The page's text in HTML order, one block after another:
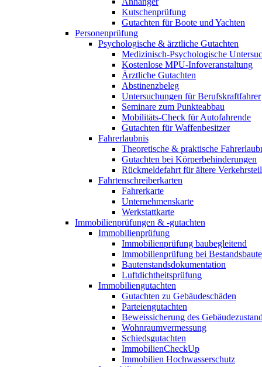
Kutschenprüfung
Gutachten für Boote und Yachten
Personenprüfung
Psychologische & ärztliche Gutachten
Medizinisch-Psychologische
Kostenlose MPU-Infoveranstaltung
Ärztliche Gutachten
Abstinenzbeleg
Untersuchungen für Berufskraftfahrer
Seminare zum Punkteabbau
Mobilitäts-Check für Autofahrende
Gutachten für Waffenbesitzer
Fahrerlaubnis
Theoretische & praktische
Gutachten bei Körperbehinderungen
Rückmeldefahrt für ältere
Fahrtenschreiberkarten
Fahrerkarte
Unternehmenskarte
Werkstattkarte
Immobilienprüfungen & -gutachten
Immobilienprüfung
Immobilienprüfung baubegleitend
Immobilienprüfung bei
Bautenstandsdokumentation
Luftdichtheitsprüfung
Immobiliengutachten
Gutachten zu Gebäudeschäden
Parteiengutachten
Beweissicherung des
Wohnraumvermessung
Schiedsgutachten
ImmobilienCheckUp
Immobilien Hochwasserschutz